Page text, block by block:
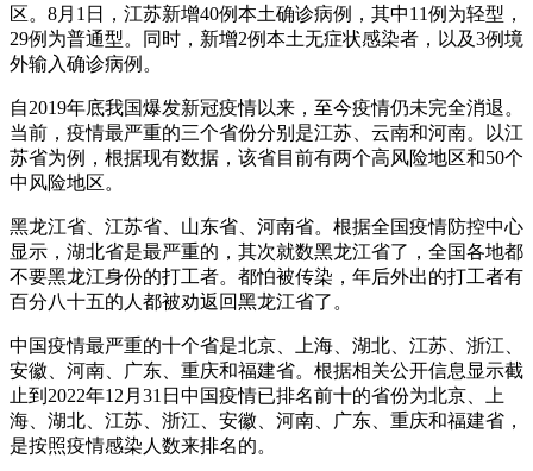
区。8月1日，江苏新增40例本土确诊病例，其中11例为轻型，
29例为普通型。同时，新增2例本土无症状感染者，以及3例境
外输入确诊病例。
自2019年底我国爆发新冠疫情以来，至今疫情仍未完全消退。
当前，疫情最严重的三个省份分别是江苏、云南和河南。以江
苏省为例，根据现有数据，该省目前有两个高风险地区和50个
中风险地区。
黑龙江省、江苏省、山东省、河南省。根据全国疫情防控中心
显示，湖北省是最严重的，其次就数黑龙江省了，全国各地都
不要黑龙江身份的打工者。都怕被传染，年后外出的打工者有
百分八十五的人都被劝返回黑龙江省了。
中国疫情最严重的十个省是北京、上海、湖北、江苏、浙江、
安徽、河南、广东、重庆和福建省。根据相关公开信息显示截
止到2022年12月31日中国疫情已排名前十的省份为北京、上
海、湖北、江苏、浙江、安徽、河南、广东、重庆和福建省，
是按照疫情感染人数来排名的。